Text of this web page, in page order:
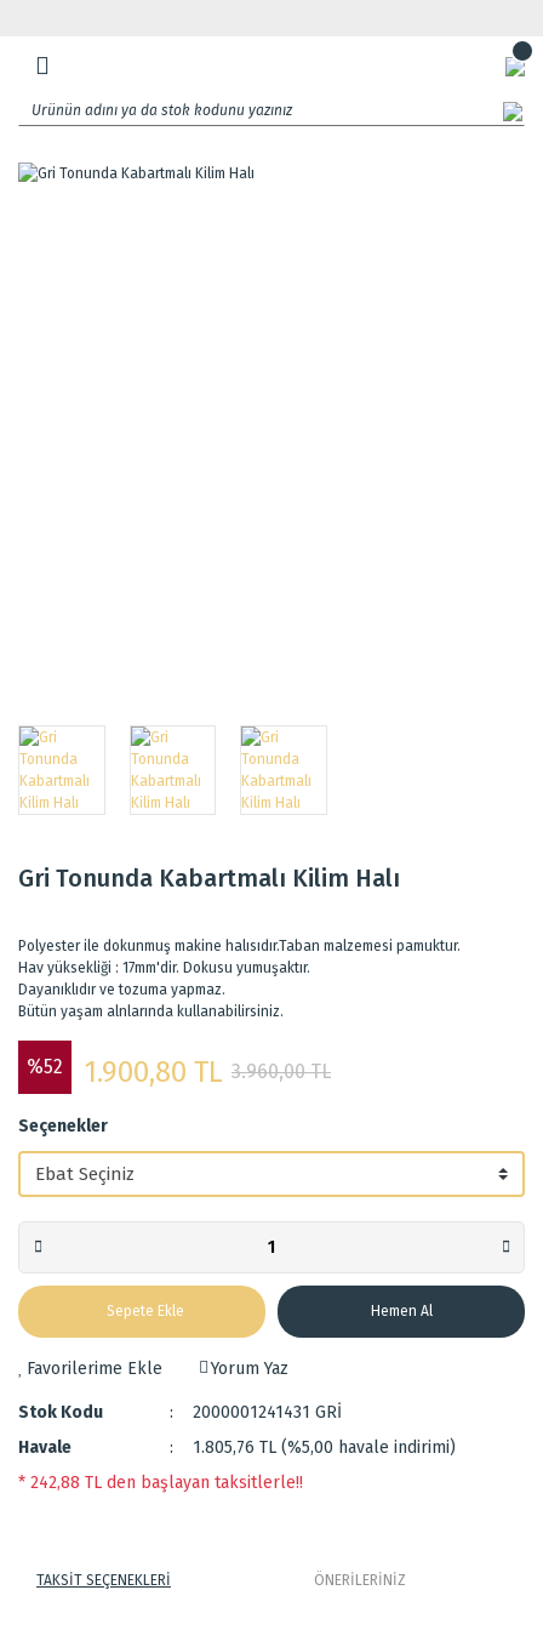
Gri Tonunda Kabartmalı Kilim Halı
Polyester ile dokunmuş makine halısıdır.Taban malzemesi pamuktur.
Hav yüksekliği : 17mm'dir. Dokusu yumuşaktır.
Dayanıklıdır ve tozuma yapmaz.
Bütün yaşam alnlarında kullanabilirsiniz.
%52 1.900,80 TL 3.960,00 TL
Seçenekler
Sepete Ekle Hemen Al
Yorum Yaz
Stok Kodu
2000001241431 GRİ
Havale
1.805,76 TL (%5,00 havale indirimi)
* 242,88 TL den başlayan taksitlerle!!
TAKSİT SEÇENEKLERİ ÖNERİLERİNİZ